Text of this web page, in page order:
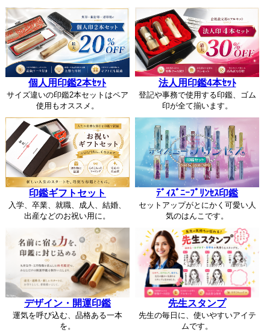
個人用印鑑2本ｾｯﾄ
サイズ違いの印鑑2本セットはペア
使用もオススメ。
法人用印鑑4本ｾｯﾄ
登記や事務で使用する印鑑、ゴム
印が全て揃います。
印鑑ギフトセット
入学、卒業、就職、成人、結婚、
出産などのお祝い用に。
ﾃﾞｨｽﾞﾆｰﾌﾟﾘﾝｾｽ印鑑
セットアップがとにかく可愛い人
気のはんこです。
デザイン・開運印鑑
運気を呼び込む、品格ある一本
を。
先生スタンプ
先生の毎日に、使いやすいアイテ
ムです。